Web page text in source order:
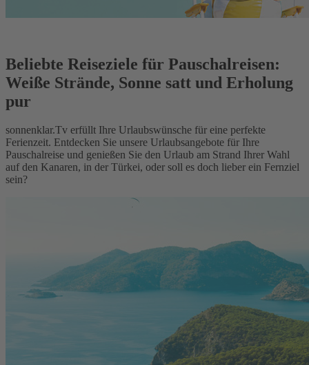
Beliebte Reiseziele für Pauschalreisen:
Weiße Strände, Sonne satt und Erholung
pur
sonnenklar.Tv erfüllt Ihre Urlaubswünsche für eine perfekte
Ferienzeit. Entdecken Sie unsere Urlaubsangebote für Ihre
Pauschalreise und genießen Sie den Urlaub am Strand Ihrer Wahl
auf den Kanaren, in der Türkei, oder soll es doch lieber ein Fernziel
sein?